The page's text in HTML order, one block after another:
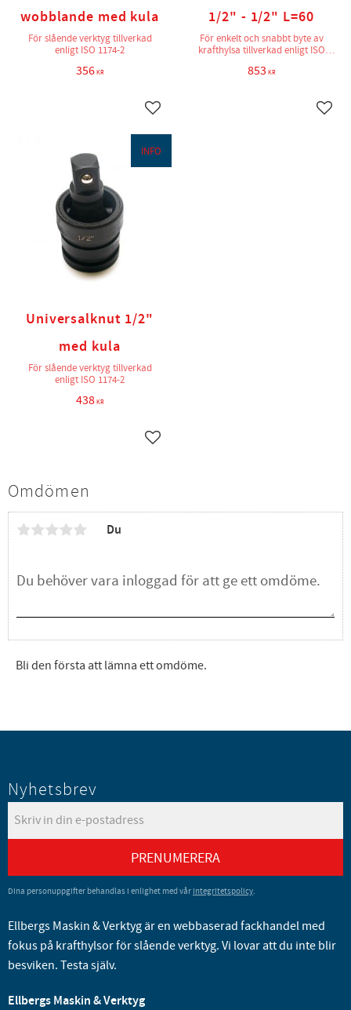
Omdömen
Du
Bli den första att lämna ett omdöme.
wobblande med kula
För slående verktyg tillverkad
enligt ISO 1174-2
356KR
Lägg till i favoriter
1/2" - 1/2" L=60
För enkelt och snabbt byte av
krafthylsa tillverkad enligt ISO
853 KR
Universalknut 1/2"
med kula
För slående verktyg tillverkad
enligt ISO 1174-2
438KR
Lägg till i favoriter
INFO
Nyhetsbrev
PRENUMERERA
Dina personuppgifter behandlas i enlighet med vår integritetspolicy.
Ellbergs Maskin & Verktyg är en webbaserad fackhandel med
fokus på krafthylsor för slående verktyg. Vi lovar att du inte blir
besviken. Testa själv.
Ellbergs Maskin & Verktyg